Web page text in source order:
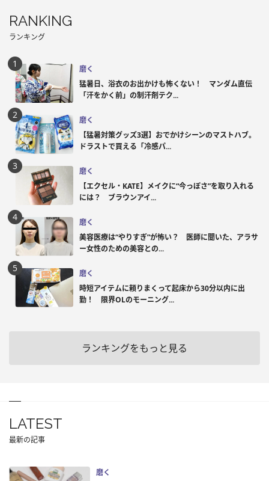
RANKING
ランキング
磨く
猛暑日、浴衣のお出かけも怖くない！ マンダム直伝
「汗をかく前」の制汗剤テク...
磨く
【猛暑対策グッズ3選】おでかけシーンのマストハブ。
ドラストで買える「冷感パ...
磨く
【エクセル・KATE】メイクに“今っぽさ”を取り入れる
には？ ブラウンアイ...
磨く
美容医療は“やりすぎ”が怖い？ 医師に聞いた、アラサ
ー女性のための美容との...
磨く
時短アイテムに頼りまくって起床から30分以内に出
勤！ 限界OLのモーニング...
ランキングをもっと見る
LATEST
最新の記事
磨く